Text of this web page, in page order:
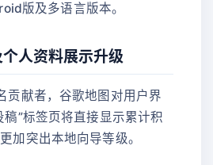
版及多语言版本。
人资料展示升级
贡献者，谷歌地图对用户界
稿”标签页将直接显示累计积
加突出本地向导等级。